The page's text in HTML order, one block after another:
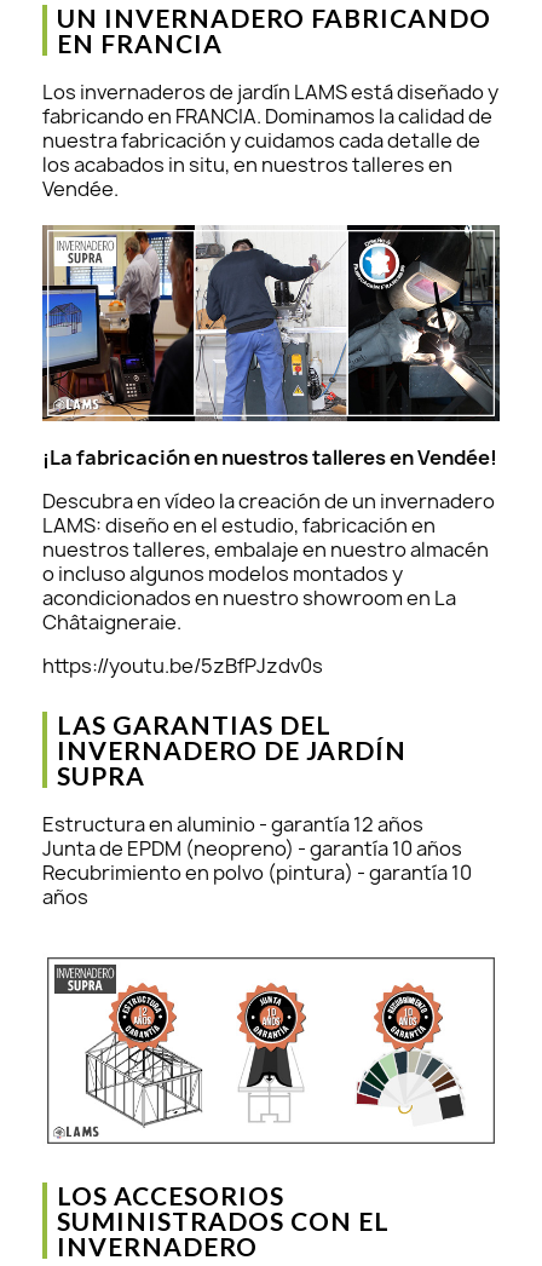
UN INVERNADERO FABRICANDO
EN FRANCIA
Los invernaderos de jardín LAMS está diseñado y
fabricando en FRANCIA. Dominamos la calidad de
nuestra fabricación y cuidamos cada detalle de
los acabados in situ, en nuestros talleres en
Vendée.
¡La fabricación en nuestros talleres en Vendée!
Descubra en vídeo la creación de un invernadero
LAMS: diseño en el estudio, fabricación en
nuestros talleres, embalaje en nuestro almacén
o incluso algunos modelos montados y
acondicionados en nuestro showroom en La
Châtaigneraie.
https://youtu.be/5zBfPJzdv0s
LAS GARANTIAS DEL
INVERNADERO DE JARDÍN
SUPRA
Estructura en aluminio - garantía 12 años
Junta de EPDM (neopreno) - garantía 10 años
Recubrimiento en polvo (pintura) - garantía 10
años
LOS ACCESORIOS
SUMINISTRADOS CON EL
INVERNADERO